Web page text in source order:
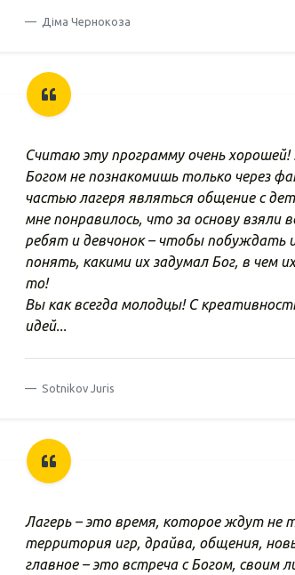
Діма Чернокоза
Считаю эту программу очень
Богом не познакомишь только через
частью лагеря являться общение с
мне понравилось, что за основу взяли
ребят и девчонок – чтобы побуждать
понять, какими их задумал Бог, в чем
то!
Вы как всегда молодцы! С
идей...
Sotnikov Juris
Лагерь – это время, которое ждут не
территория игр, драйва, общения,
главное – это встреча с Богом, своим